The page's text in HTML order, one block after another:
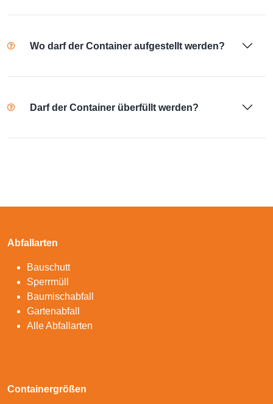
Wo darf der Container aufgestellt werden?
Darf der Container überfüllt werden?
Abfallarten
Bauschutt
Sperrmüll
Baumischabfall
Gartenabfall
Alle Abfallarten
Containergrößen